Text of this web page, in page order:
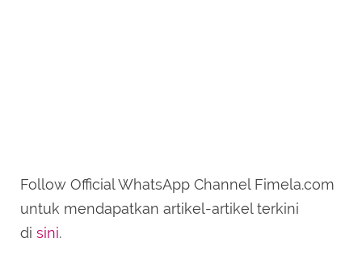
Follow Official WhatsApp Channel Fimela.com
untuk mendapatkan artikel-artikel terkini
di sini.